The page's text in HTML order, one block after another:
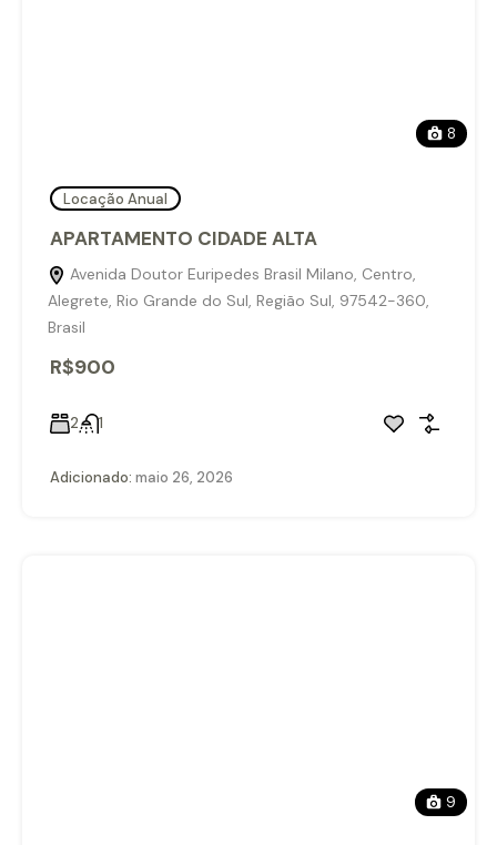
8
Locação Anual
APARTAMENTO CIDADE ALTA
Avenida Doutor Euripedes Brasil Milano, Centro,
Alegrete, Rio Grande do Sul, Região Sul, 97542-360,
Brasil
R$900
2 1
Adicionado: maio 26, 2026
9